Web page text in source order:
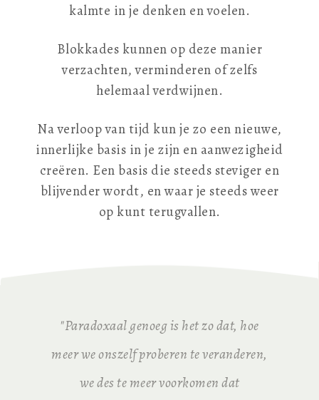
kalmte in je denken en voelen.
Blokkades kunnen op deze manier
verzachten, verminderen of zelfs
helemaal verdwijnen.
Na verloop van tijd kun je zo een nieuwe,
innerlijke basis in je zijn en aanwezigheid
creëren. Een basis die steeds steviger en
blijvender wordt, en waar je steeds weer
op kunt terugvallen.
"Paradoxaal genoeg is het zo dat, hoe
meer we onszelf proberen te veranderen,
we des te meer voorkomen dat